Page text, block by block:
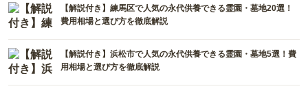
【解説付き】練馬区で人気の永代供養できる霊園・墓地20選！
費用相場と選び方を徹底解説
【解説付き】浜松市で人気の永代供養できる霊園・墓地5選！費
用相場と選び方を徹底解説